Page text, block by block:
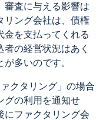
審査に与える影響は
リング会社は、債権
金を支払ってくれる
の経営状況はあく
多いのです。
クタリング」の場合
グの利用を通知せ
にファクタリング会